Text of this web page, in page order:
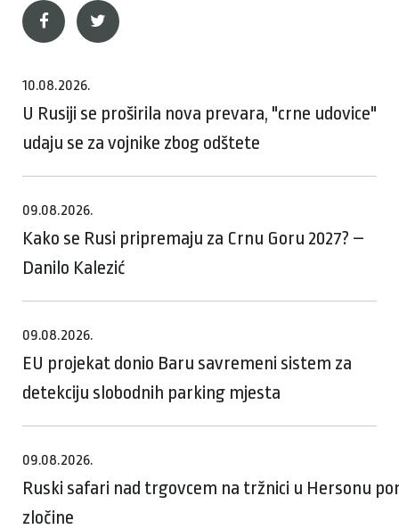
10.08.2026.
U Rusiji se proširila nova prevara, "crne udovice"
udaju se za vojnike zbog odštete
09.08.2026.
Kako se Rusi pripremaju za Crnu Goru 2027? –
Danilo Kalezić
09.08.2026.
EU projekat donio Baru savremeni sistem za
detekciju slobodnih parking mjesta
09.08.2026.
Ruski safari nad trgovcem na tržnici u Hersonu
zločine